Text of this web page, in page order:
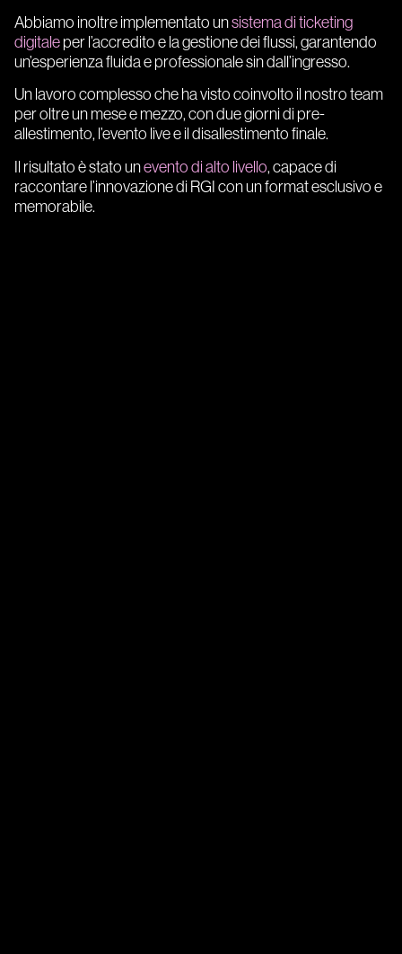
Abbiamo inoltre implementato unsistema di ticketing
digitale per l’accredito e la gestione dei flussi, garantendo
un’esperienza fluida e professionale sin dall’ingresso.
Un lavoro complesso che ha visto coinvolto il nostro team
per oltre un mese e mezzo, con due giorni di pre-
allestimento, l’evento live e il disallestimento finale.
Il risultato è stato unevento di alto livello, capace di
raccontare l’innovazione di RGI con un format esclusivo e
memorabile.